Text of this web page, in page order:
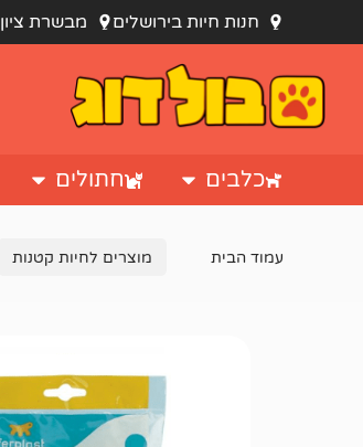
חנות חיות בירושלים מבשרת ציון
כלבים חתולים
עמוד הבית מוצרים לחיות קטנות